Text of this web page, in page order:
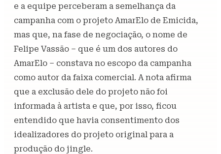
e a equipe perceberam a semelhança da
campanha com o projeto AmarElo de Emicida,
mas que, na fase de negociação, o nome de
Felipe Vassão – que é um dos autores do
AmarElo – constava no escopo da campanha
como autor da faixa comercial. A nota afirma
que a exclusão dele do projeto não foi
informada à artista e que, por isso, ficou
entendido que havia consentimento dos
idealizadores do projeto original para a
produção do jingle.